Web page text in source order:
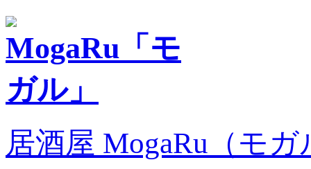
居酒屋 MogaRu（モ